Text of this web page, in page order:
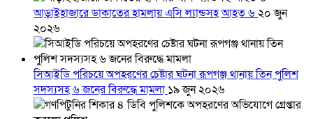
আড়াইহাজারে ডাকাতের হামলায় এসি ল্যান্ডসহ আহত ৬২০ জুন
২০২৬
সিআইডি পরিচয়ে অপহরণের চেষ্টার ঘটনা রূপগঞ্জ থানায় তিন পুলিশ
সদস্যসহ ৬ জনের বিরুদ্ধে মামলা ১৯ জুন ২০২৬